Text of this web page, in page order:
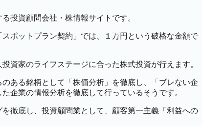
投資顧問会社・株情報サイトです。
ポットプラン契約」では、１万円という破格な金額で
資家のライフステージに合った株式投資が行えます。
ある銘柄として「株価分析」を徹底し、「ブレない企
企業の情報分析を徹底して行っているそうです。
徹底し、投資顧問業として、顧客第一主義「利益への